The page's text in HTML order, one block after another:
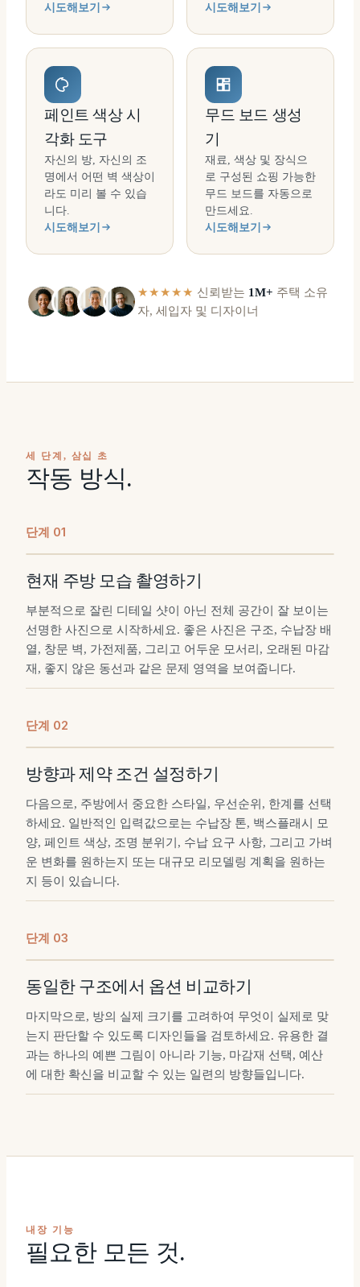
시도해보기
시도해보기
페인트 색상 시
각화 도구
자신의 방, 자신의 조
명에서 어떤 벽 색상이
라도 미리 볼 수 있습
니다.
시도해보기
무드 보드 생성
기
재료, 색상 및 장식으
로 구성된 쇼핑 가능한
무드 보드를 자동으로
만드세요.
시도해보기
★★★★★ 신뢰받는 1M+ 주택 소유
자, 세입자 및 디자이너
세 단계, 삼십 초
작동 방식.
단계 01
현재 주방 모습 촬영하기
부분적으로 잘린 디테일 샷이 아닌 전체 공간이 잘 보이는
선명한 사진으로 시작하세요. 좋은 사진은 구조, 수납장 배
열, 창문 벽, 가전제품, 그리고 어두운 모서리, 오래된 마감
재, 좋지 않은 동선과 같은 문제 영역을 보여줍니다.
단계 02
방향과 제약 조건 설정하기
다음으로, 주방에서 중요한 스타일, 우선순위, 한계를 선택
하세요. 일반적인 입력값으로는 수납장 톤, 백스플래시 모
양, 페인트 색상, 조명 분위기, 수납 요구 사항, 그리고 가벼
운 변화를 원하는지 또는 대규모 리모델링 계획을 원하는
지 등이 있습니다.
단계 03
동일한 구조에서 옵션 비교하기
마지막으로, 방의 실제 크기를 고려하여 무엇이 실제로 맞
는지 판단할 수 있도록 디자인들을 검토하세요. 유용한 결
과는 하나의 예쁜 그림이 아니라 기능, 마감재 선택, 예산
에 대한 확신을 비교할 수 있는 일련의 방향들입니다.
내장 기능
필요한 모든 것.